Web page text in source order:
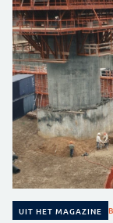
UIT HET MAGAZINE